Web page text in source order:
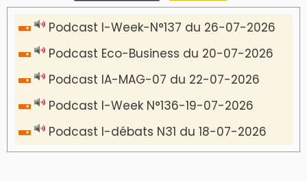
VIDÉOS & CLIP +
LES PLUS RÉCENTS CLASSEURS
Clip : 🎵Allez, allez ! Ramenez-nous cette